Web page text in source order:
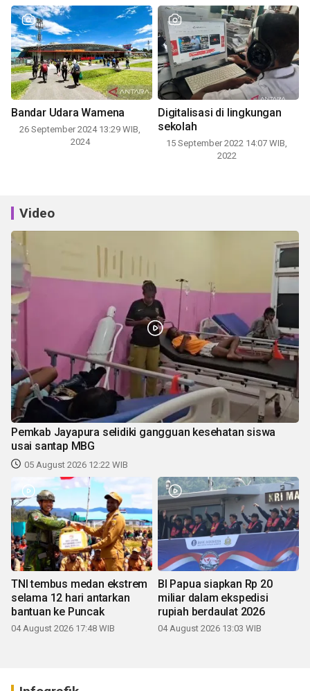
Bandar Udara Wamena
26 September 2024 13:29 WIB,
2024
Digitalisasi di lingkungan
sekolah
15 September 2022 14:07 WIB,
2022
Video
Pemkab Jayapura selidiki gangguan kesehatan siswa
usai santap MBG
05 August 2026 12:22 WIB
TNI tembus medan ekstrem
selama 12 hari antarkan
bantuan ke Puncak
04 August 2026 17:48 WIB
BI Papua siapkan Rp 20
miliar dalam ekspedisi
rupiah berdaulat 2026
04 August 2026 13:03 WIB